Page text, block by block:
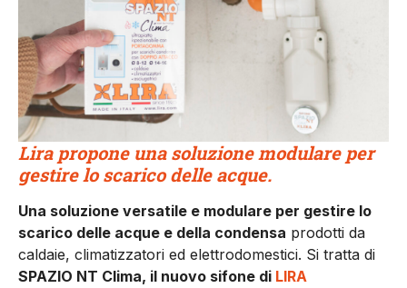
Lira propone una soluzione modulare per
gestire lo scarico delle acque.
Una soluzione versatile e modulare per gestire lo
scarico delle acque e della condensa prodotti da
caldaie, climatizzatori ed elettrodomestici. Si tratta di
SPAZIO NT Clima, il nuovo sifone di LIRA